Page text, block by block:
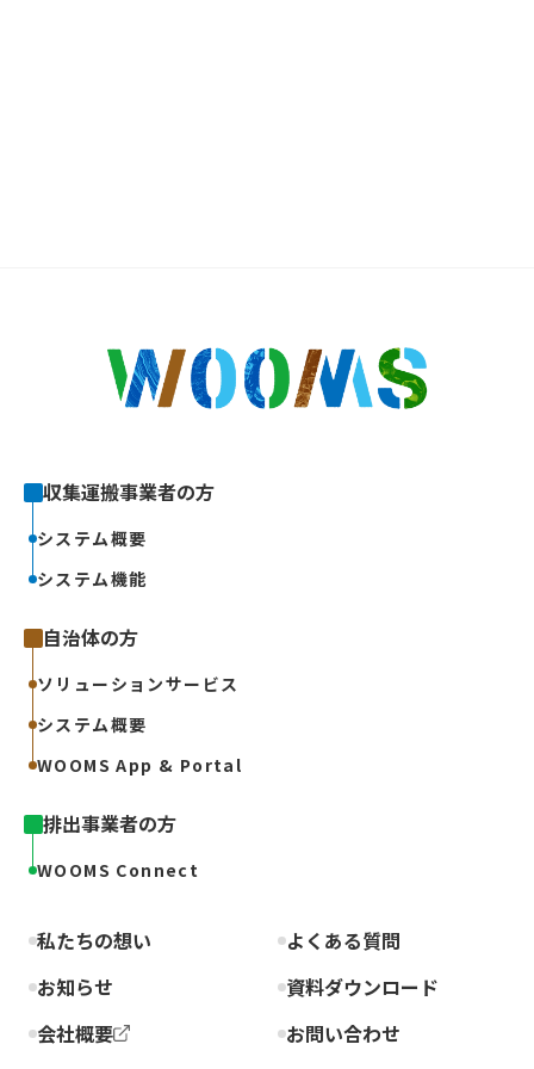
収集運搬事業者の方
システム概要
システム機能
自治体の方
ソリューションサービス
システム概要
WOOMS App & Portal
排出事業者の方
WOOMS Connect
私たちの想い
よくある質問
お知らせ
資料ダウンロード
お問い合わせ
会社概要